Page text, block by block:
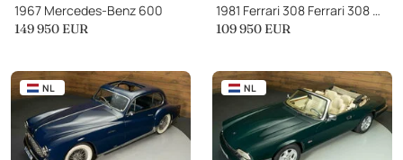
1967 Mercedes-Benz 600
149 950 EUR
1981 Ferrari 308 Ferrari 308 GTSi
109 950 EUR
NL NL